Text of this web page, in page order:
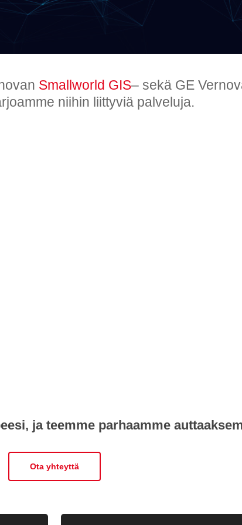
Smallworld GIS– sekä GE
niihin liittyviä palveluja.
ja teemme parhaamme
Ota yhteyttä